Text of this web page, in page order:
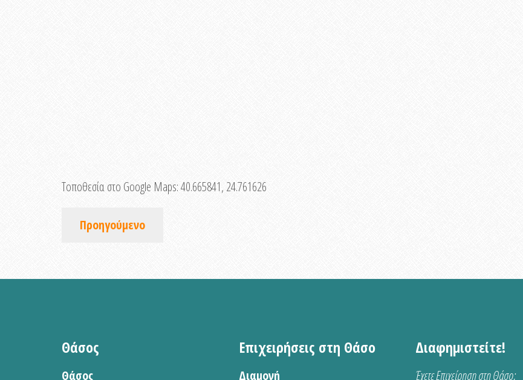
Τοποθεσία στο Google Maps:40.665841, 24.761626
Προηγούμενο
Θάσος
Θάσος
Επιχειρήσεις στη Θάσο
Διαμονή
Διαφημιστείτε!
Έχετε Επιχείρηση στη Θάσο;